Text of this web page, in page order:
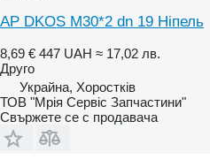
AP DKOS M30*2 dn 19 Ніпель
8,69 € 447 UAH ≈ 17,02 лв.
Друго
Украйна, Хоростків
ТОВ "Мрія Сервіс Запчастини"
Свържете се с продавача